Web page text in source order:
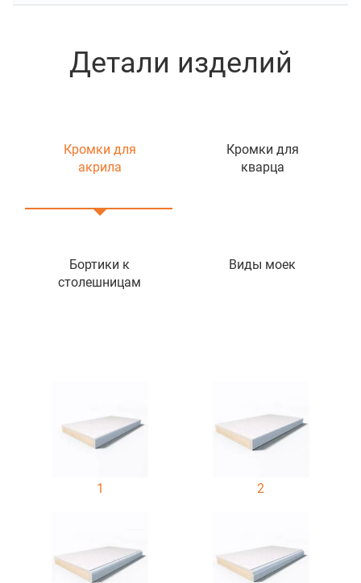
Детали изделий
Кромки для
акрила
Кромки для
кварца
Бортики к
столешницам
Виды моек
1 2